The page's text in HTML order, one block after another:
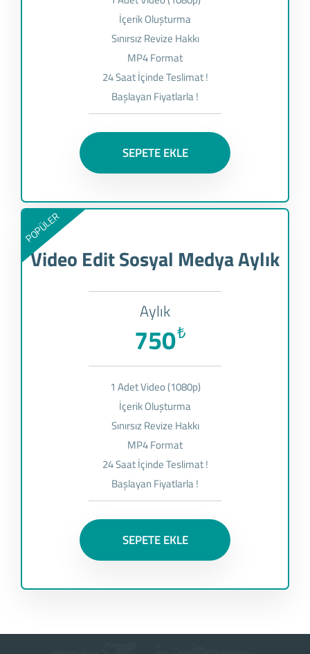
İçerik Oluşturma
Sınırsız Revize Hakkı
MP4 Format
24 Saat İçinde Teslimat !
Başlayan Fiyatlarla !
SEPETE EKLE
POPÜLER
Video Edit Sosyal Medya Aylık
Aylık
₺
750
1 Adet Video (1080p)
İçerik Oluşturma
Sınırsız Revize Hakkı
MP4 Format
24 Saat İçinde Teslimat !
Başlayan Fiyatlarla !
SEPETE EKLE